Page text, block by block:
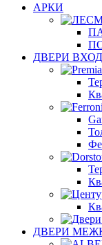
АРКИ
ДВЕРИ
ДВЕРИ